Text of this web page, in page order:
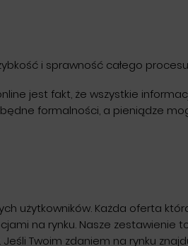
i sprawność całego
jest fakt, że wszystkie
formalności, a pieniądze
użytkowników. Każda oferta
na rynku. Nasze
Twoim zdaniem na rynku